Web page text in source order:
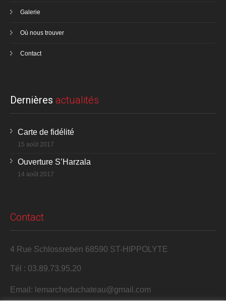
Galerie
Où nous trouver
Contact
Dernières actualités
Carte de fidélité
15 août 2017
Ouverture S’Harzala
14 août 2017
Contact
4 Rue Schlossreben 68590 ST-HIPPOLYTE
Tél : 03.89.73.95.20
Email: lemarcheduchateau@gmail.com